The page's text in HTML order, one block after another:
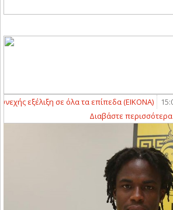
εξέλιξη σε όλα τα επίπεδα (ΕΙΚΟΝΑ) 15:07 -
Διαβάστε περισσότερα